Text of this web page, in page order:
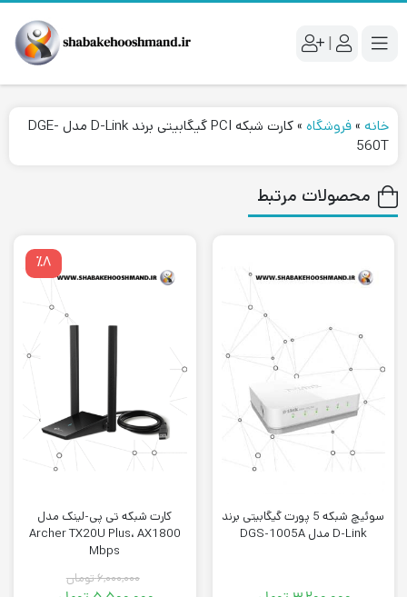
|
خانه »فروشگاه »
کارت شبکه PCI گیگابیتی برند D-Link مدل DGE-
560T
محصولات مرتبط
سوئیچ شبکه 5 پورت گیگابیتی برند
D-Link مدل DGS-1005A
٪۸
کارت شبکه تی پی-لینک مدل
Archer TX20U Plus، AX1800
Mbps
۶,۰۰۰,۰۰۰تومان